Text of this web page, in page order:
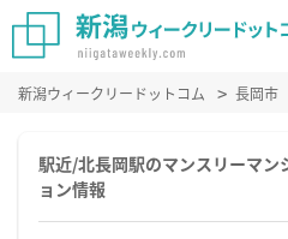
新潟ウィークリードットコム 長岡市
駅近/北長岡駅のマンスリーマン
ョン情報